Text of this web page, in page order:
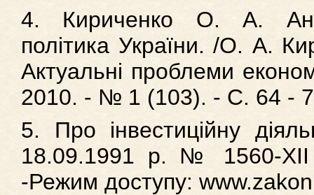
4. Кириченко О. А.
політика України. /О. А.
Актуальні проблеми
2010. - № 1 (103). - С. 64 -
5. Про інвестиційну
18.09.1991 р. № 1560-
-Режим доступу: